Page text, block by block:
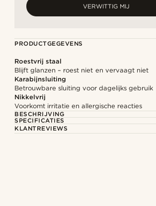
VERWITTIG MIJ
PRODUCTGEGEVENS
Roestvrij staal
Blijft glanzen – roest niet en vervaagt niet
Karabijnsluiting
Betrouwbare sluiting voor dagelijks gebruik
Nikkelvrij
Voorkomt irritatie en allergische reacties
BESCHRIJVING
SPECIFICATIES
KLANTREVIEWS